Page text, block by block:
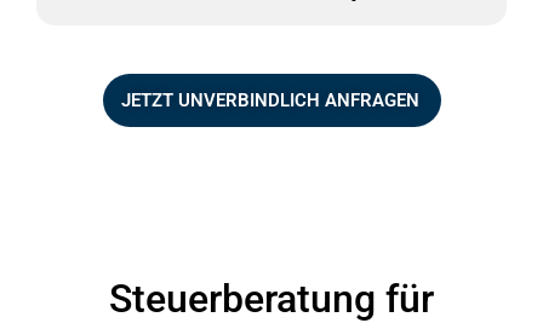
JETZT UNVERBINDLICH ANFRAGEN
Steuerberatung für